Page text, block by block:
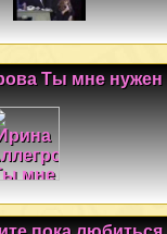
Ты мне нужен